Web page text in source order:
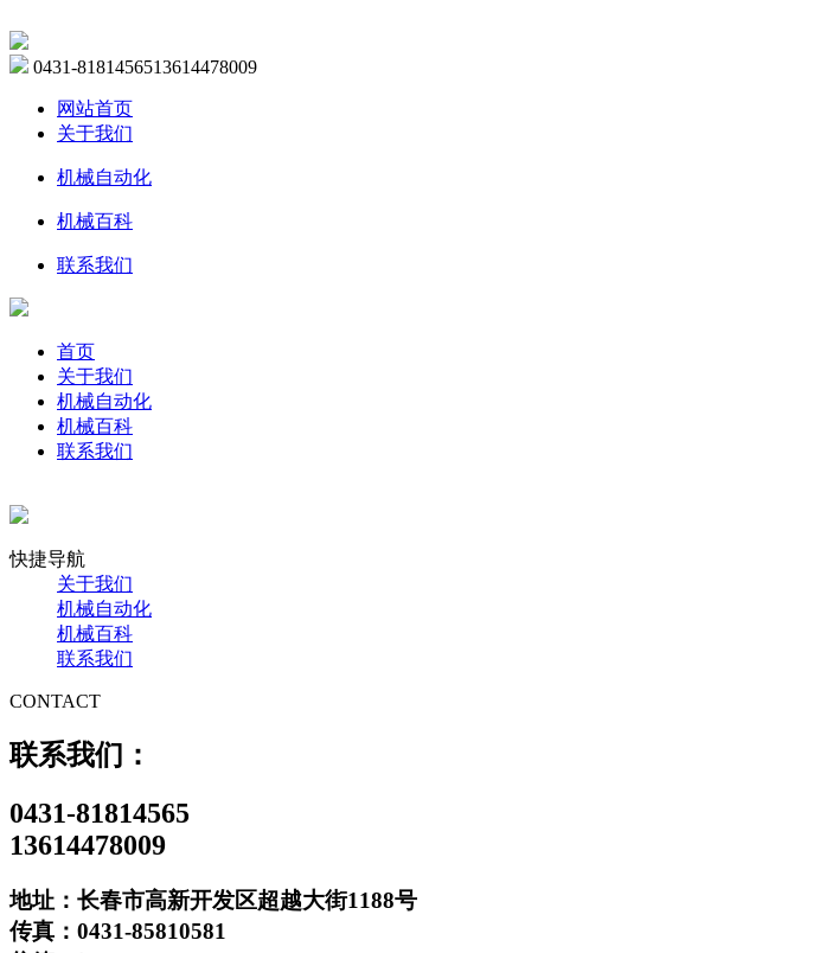
0431-8181456513614478009
网站首页
关于我们
机械自动化
机械百科
联系我们
首页
关于我们
机械自动化
机械百科
联系我们
快捷导航
关于我们
机械自动化
机械百科
联系我们
CONTACT
联系我们：
0431-81814565
13614478009
地址：长春市高新开发区超越大街1188号
传真：0431-85810581